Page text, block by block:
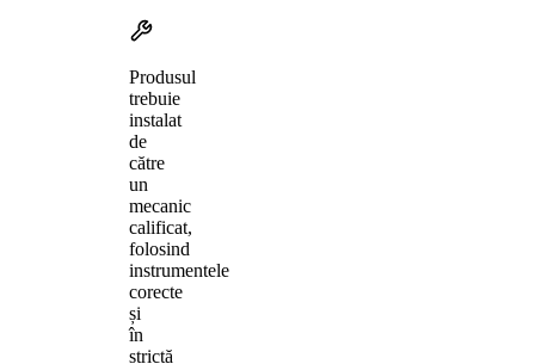
Produsul
trebuie
instalat
de
către
un
mecanic
calificat,
folosind
instrumentele
corecte
și
în
strictă